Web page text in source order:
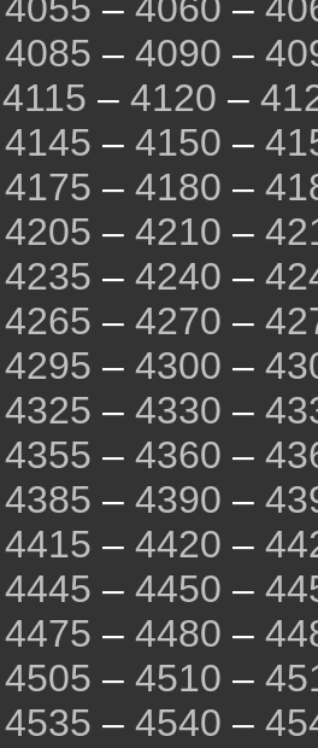
4055 – 4060 –
4085 – 4090 –
4115 – 4120 –
4145 – 4150 –
4175 – 4180 –
4205 – 4210 –
4235 – 4240 –
4265 – 4270 –
4295 – 4300 –
4325 – 4330 –
4355 – 4360 –
4385 – 4390 –
4415 – 4420 –
4445 – 4450 –
4475 – 4480 –
4505 – 4510 –
4535 – 4540 –